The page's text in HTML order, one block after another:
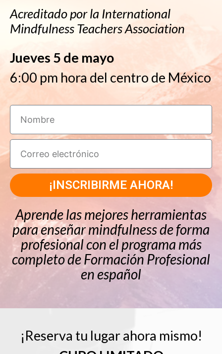
Acreditado por la International
Mindfulness Teachers Association
Jueves 5 de mayo
6:00 pm hora del centro de México
¡INSCRIBIRME AHORA!
Aprende las mejores herramientas
para enseñar mindfulness de forma
profesional con el programa más
completo de Formación Profesional
en español
¡Reserva tu lugar ahora mismo!